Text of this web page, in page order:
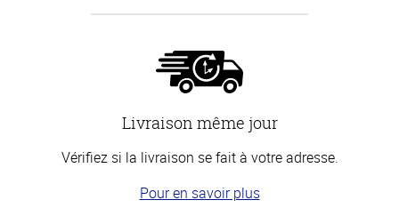
Livraison même jour
Vérifiez si la livraison se fait à votre adresse.
Pour en savoir plus